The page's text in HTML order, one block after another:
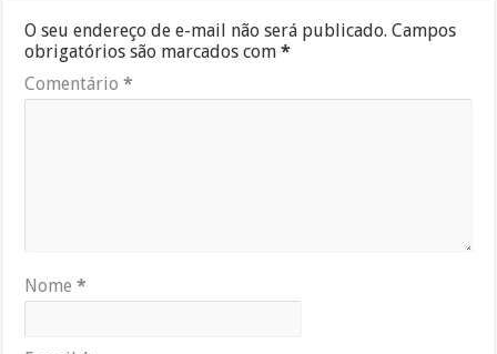
O seu endereço de e-mail não será publicado. Campos
obrigatórios são marcados com*
Comentário*
Nome*